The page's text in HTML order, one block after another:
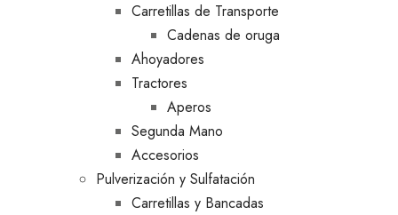
Carretillas de Transporte
Cadenas de oruga
Ahoyadores
Tractores
Aperos
Segunda Mano
Accesorios
Pulverización y Sulfatación
Carretillas y Bancadas